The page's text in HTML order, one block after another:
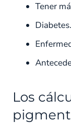
Tener
Diabetes.
Los